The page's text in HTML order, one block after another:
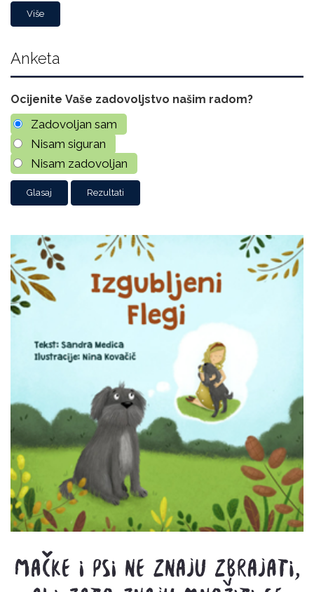
Više
Anketa
Ocijenite Vaše zadovoljstvo našim radom?
Zadovoljan sam
Nisam siguran
Nisam zadovoljan
Rezultati